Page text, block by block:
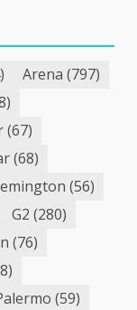
Arena (797)
(67)
(68)
(56)
G2 (280)
(76)
(59)